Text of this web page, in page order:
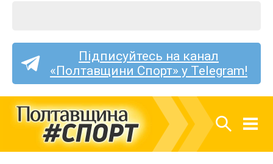
Підписуйтесь на канал
«Полтавщини Спорт» у Telegram!